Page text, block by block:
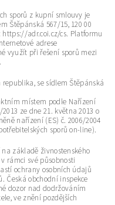
sporů z kupní smlouvy je
Štěpánská 567/15, 120 00
https://adr.coi.cz/cs. Platformu
adrese
využít při řešení sporů mezi
se sídlem Štěpánská
místem podle Nařízení
ze dne 21. května 2013 o
nařízení (ES) č. 2006/2004
sporů on-line).
základě živnostenského
rámci své působnosti
ochrany osobních údajů
Česká obchodní inspekce
dozor nad dodržováním
ve znění pozdějších